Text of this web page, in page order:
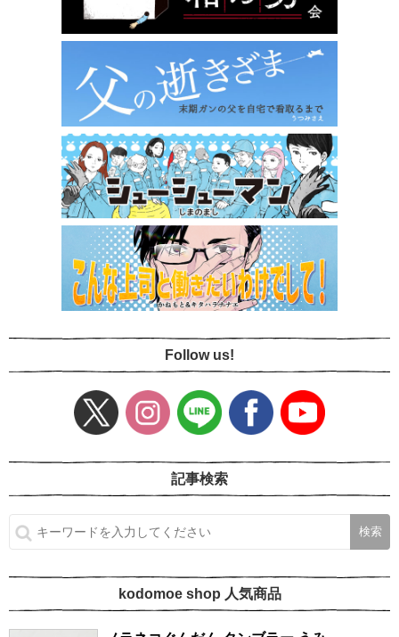
Follow us!
記事検索
kodomoe shop 人気商品